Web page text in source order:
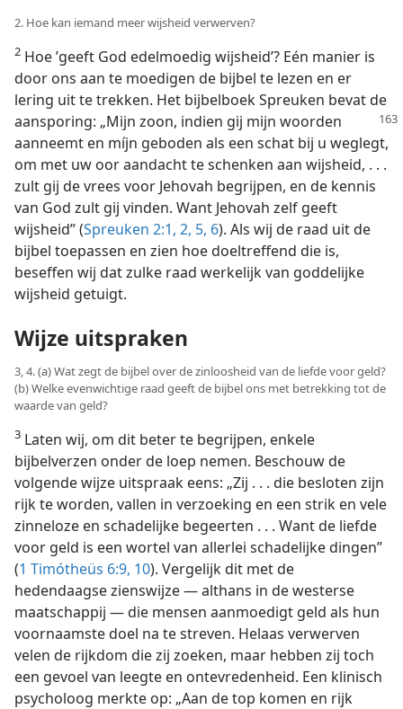
2. Hoe kan iemand meer wijsheid verwerven?
2 Hoe ’geeft God edelmoedig wijsheid’? Eén manier is
door ons aan te moedigen de bijbel te lezen en er
lering uit te trekken. Het bijbelboek Spreuken bevat de
aansporing: „Mijn zoon, indien gij mijn woorden
aanneemt en míjn geboden als een schat bij u weglegt,
om met uw oor aandacht te schenken aan wijsheid, . . .
zult gij de vrees voor Jehovah begrijpen, en de kennis
van God zult gij vinden. Want Jehovah zelf geeft
wijsheid” (Spreuken 2:1, 2, 5, 6). Als wij de raad uit de
bijbel toepassen en zien hoe doeltreffend die is,
beseffen wij dat zulke raad werkelijk van goddelijke
wijsheid getuigt.
Wijze uitspraken
3, 4. (a) Wat zegt de bijbel over de zinloosheid van de liefde voor geld?
(b) Welke evenwichtige raad geeft de bijbel ons met betrekking tot de
waarde van geld?
3 Laten wij, om dit beter te begrijpen, enkele
bijbelverzen onder de loep nemen. Beschouw de
volgende wijze uitspraak eens: „Zij . . . die besloten zijn
rijk te worden, vallen in verzoeking en een strik en vele
zinneloze en schadelijke begeerten . . . Want de liefde
voor geld is een wortel van allerlei schadelijke dingen”
(1 Timótheüs 6:9, 10). Vergelijk dit met de
hedendaagse zienswijze — althans in de westerse
maatschappij — die mensen aanmoedigt geld als hun
voornaamste doel na te streven. Helaas verwerven
velen de rijkdom die zij zoeken, maar hebben zij toch
een gevoel van leegte en ontevredenheid. Een klinisch
psycholoog merkte op: „Aan de top komen en rijk